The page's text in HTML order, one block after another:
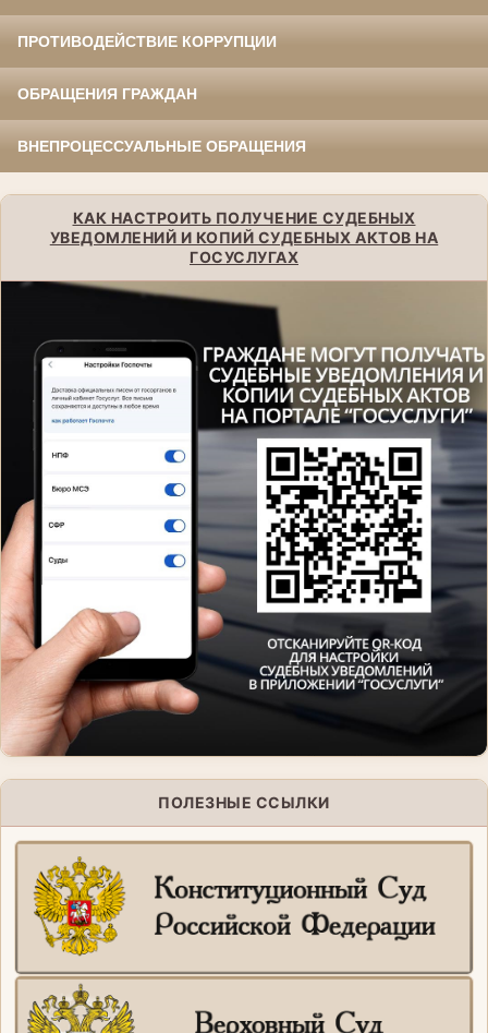
ПРОТИВОДЕЙСТВИЕ КОРРУПЦИИ
ОБРАЩЕНИЯ ГРАЖДАН
ВНЕПРОЦЕССУАЛЬНЫЕ ОБРАЩЕНИЯ
КАК НАСТРОИТЬ ПОЛУЧЕНИЕ СУДЕБНЫХ
УВЕДОМЛЕНИЙ И КОПИЙ СУДЕБНЫХ АКТОВ НА
ГОСУСЛУГАХ
ПОЛЕЗНЫЕ ССЫЛКИ